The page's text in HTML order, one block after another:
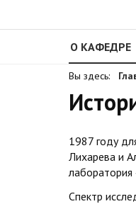
О КАФЕДРЕ
Вы здесь:
1987 году
Лихарева и
Спектр